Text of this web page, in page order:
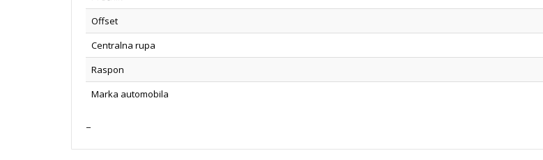
Offset
Centralna rupa
Raspon
Marka automobila